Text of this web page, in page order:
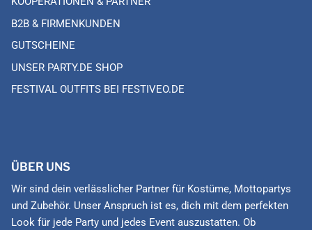
B2B & FIRMENKUNDEN
GUTSCHEINE
UNSER PARTY.DE SHOP
FESTIVAL OUTFITS BEI FESTIVEO.DE
ÜBER UNS
Wir sind dein verlässlicher Partner für Kostüme, Mottopartys
und Zubehör. Unser Anspruch ist es, dich mit dem perfekten
Look für jede Party und jedes Event auszustatten. Ob